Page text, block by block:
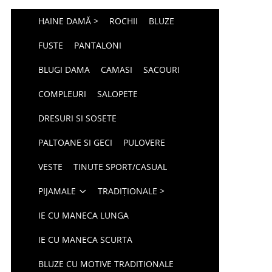
HAINE DAMĂ > ROCHII BLUZE
FUSTE PANTALONI
BLUGI DAMA CAMASI SACOURI
COMPLEURI SALOPETE
DRESURI SI SOSETE
PALTOANE SI GECI PULOVERE
VESTE TINUTE SPORT/CASUAL
PIJAMALE TRADIȚIONALE >
IE CU MANECA LUNGA
IE CU MANECA SCURTA
BLUZE CU MOTIVE TRADITIONALE